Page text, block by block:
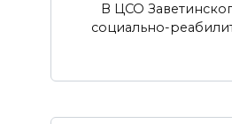
В ЦСО
социально-